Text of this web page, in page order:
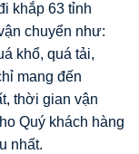
khắp 63 tỉnh
chuyển như:
khổ, quá tải,
mang đến
thời gian vận
Quý khách hàng
nhất.